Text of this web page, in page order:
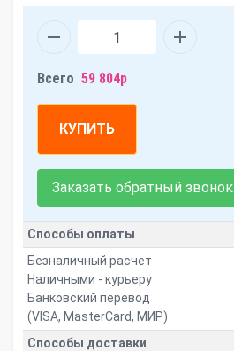
Всего 59 804р
КУПИТЬ
Заказать обратный звонок
Способы оплаты
Безналичный расчет
Наличными - курьеру
Банковский перевод
(VISA, MasterCard, МИР)
Способы доставки